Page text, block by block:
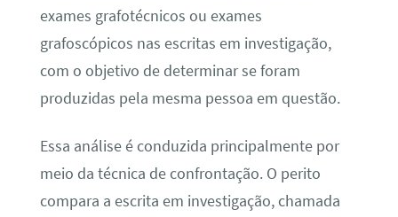
exames grafotécnicos ou exames
grafoscópicos nas escritas em investigação,
com o objetivo de determinar se foram
produzidas pela mesma pessoa em questão.
Essa análise é conduzida principalmente por
meio da técnica de confrontação. O perito
compara a escrita em investigação, chamada